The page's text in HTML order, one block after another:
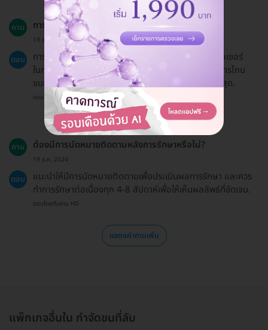
ถาม การกำจัดขน Brazilian ด้วย Diode Laser คืออะไร?
19 ธ.ค. 2024
ตอบ
การกำจัดขน Brazilian ด้วย Diode Laser เป็นการใช้เลเซอร์
ในการกำจัดขนที่ไม่ต้องการในบริเวณที่กำหนด โดยจะมีการโกน
ขนก่อนทำการรักษาเพื่อให้ได้ผลลัพธ์ที่มีประสิทธิภาพสูงสุด.
ตอบโดยทีมงาน HD
ถาม ต้องมีการนัดหมายติดตามหลังการรักษาหรือไม่?
19 ธ.ค. 2024
ตอบ
แนะนำให้มีการนัดหมายติดตามเพื่อประเมินผลการรักษา และควร
ทำการรักษาต่อเนื่องทุก 4-8 สัปดาห์เพื่อให้เห็นผลลัพธ์ที่ชัดเจน.
ตอบโดยทีมงาน HD
แสดงคำถามเพิ่ม
แพ็กเกจอื่นใน กำจัดขนที่ลับ